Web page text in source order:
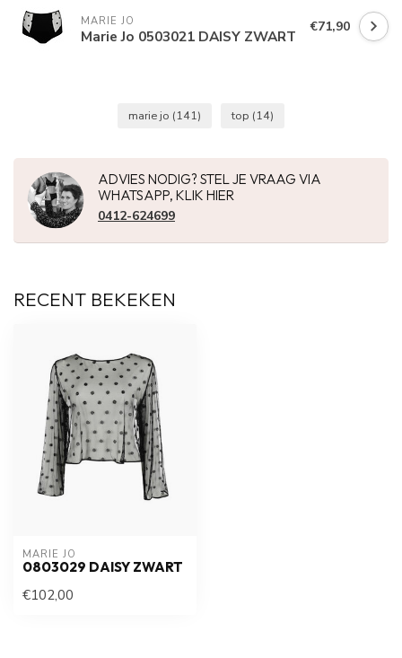
MARIE JO
Marie Jo 0503021 DAISY ZWART €71,90
marie jo (141) top (14)
ADVIES NODIG? STEL JE VRAAG VIA
WHATSAPP, KLIK HIER
0412-624699
RECENT BEKEKEN
MARIE JO
0803029 DAISY ZWART
€102,00